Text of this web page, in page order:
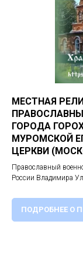
МЕСТНАЯ
ГОРОДА
МУРОМСКОЙ
ЦЕРКВИ
Православный
России Владимира
ПОДРОБНЕЕ О